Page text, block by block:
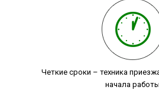
Четкие сроки – техника
начала работы